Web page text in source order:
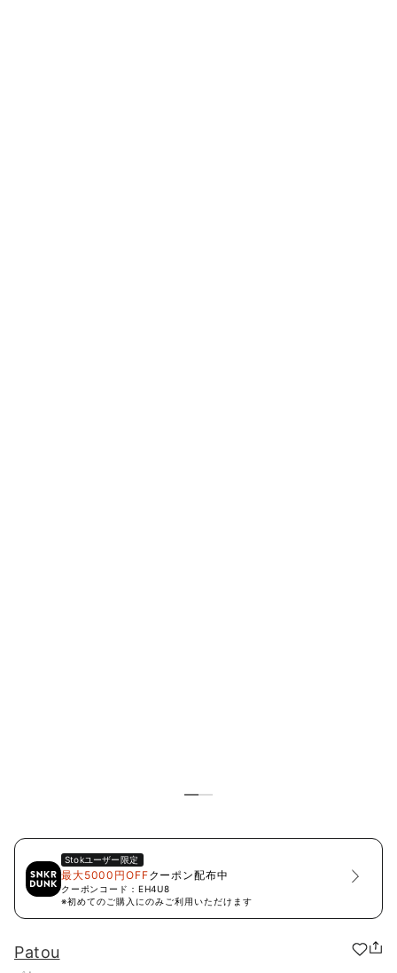
Stokユーザー限定
最大5000円OFFクーポン配布中
クーポンコード： EH4U8
※初めてのご購入にのみご利用いただけます
Patou